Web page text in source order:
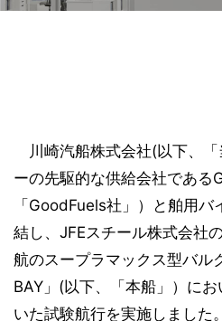
川崎汽船株式会社(以下、「
ーの先駆的な供給会社である
「GoodFuels社」）と舶用
結し、JFEスチール株式会社
航のスープラマックス型バル
BAY」(以下、「本船」）に
いた試験航行を実施しました